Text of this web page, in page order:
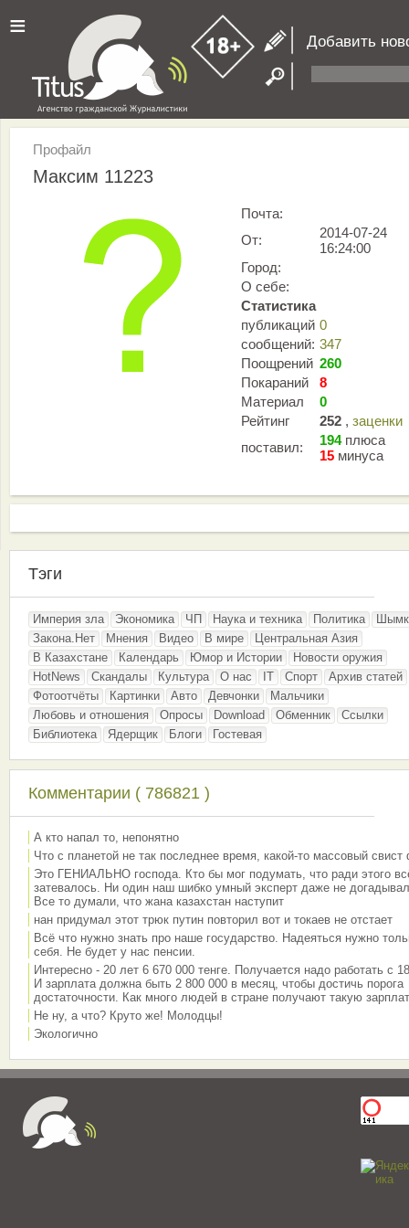
≡ Добавить
Профайл
Максим 11223
Почта:
От:
2014-07-24
16:24:00
Город:
О себе:
Статистика
публикаций 0
сообщений: 347
Поощрений 260
Покараний
8
Материал
0
Рейтинг
252 , заценки
поставил:
194плюса
15 минуса
Тэги
Империя зла Экономика ЧП Наука и техника Политика
Закона.Нет
Мнения Видео В мире
Центральная Азия
В Казахстане
Календарь Юмор и Истории
Новости оружия
HotNews
Скандалы Культура О нас IT Спорт
Архив статей
Фотоотчёты
Картинки Авто Девчонки
Мальчики
Любовь и отношения
Опросы Download Обменник
Ссылки
Библиотека
Ядерщик Блоги Гостевая
Комментарии ( 786821 )
А кто напал то, непонятно
Что с планетой не так последнее время, какой-то массовый свист
Это ГЕНИАЛЬНО господа. Кто бы мог подумать, что ради этого
затевалось. Ни один наш шибко умный эксперт даже не
Все то думали, что жана казахстан наступит
нан придумал этот трюк путин повторил вот и токаев не отстает
Всё что нужно знать про наше государство. Надеяться нужно
себя. Не будет у нас пенсии.
Интересно - 20 лет 6 670 000 тенге. Получается надо работать с
И зарплата должна быть 2 800 000 в месяц, чтобы достичь порога
достаточности. Как много людей в стране получают такую
Не ну, а что? Круто же! Молодцы!
Экологично